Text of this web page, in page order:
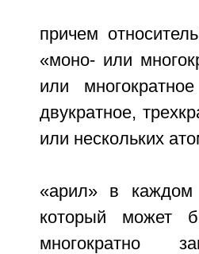
причем
«моно- или
или
двукратное,
или нескольких
«арил» в каждом
который может
многократно